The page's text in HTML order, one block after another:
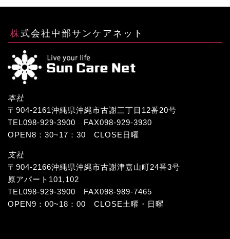
株式会社中部サンケアネット
本社
〒904-2161沖縄県沖縄市古謝三丁目12番20号
TEL098-929-3900 FAX098-929-3930
OPEN8：30~17：30 CLOSE日曜
支社
〒904-2166沖縄県沖縄市古謝津嘉山町24番3号
原アパート101,102
TEL098-929-3900 FAX098-989-7465
OPEN9：00~18：00 CLOSE土曜・日曜